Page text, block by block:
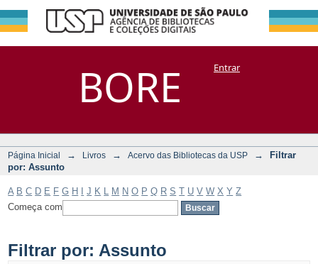
BORE
Filtrar por:
Assunto
DSpace/Manakin + CoriscoEntrar
Página Inicial → Livros → Acervo das Bibliotecas da USP →
Filtrar
por: Assunto
A B C D E F G H J K M N O P Q R S T U V W X Y Z
Começa com
Filtrar por: Assunto